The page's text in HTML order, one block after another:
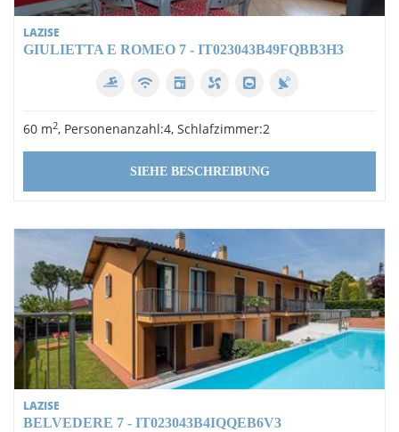
LAZISE
GIULIETTA E ROMEO 7 - IT023043B49FQBB3H3
60 m2, Personenanzahl:4, Schlafzimmer:2
SIEHE BESCHREIBUNG
LAZISE
BELVEDERE 7 - IT023043B4IQQEB6V3